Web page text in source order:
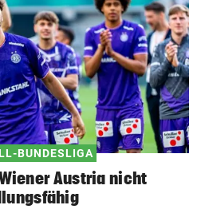
BUNDESLIGA
Austria nicht